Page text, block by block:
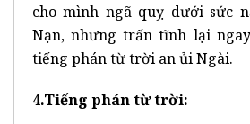
cho mình ngã quỵ dưới sức
Nạn, nhưng trấn tĩnh lại
tiếng phán từ trời an ủi Ngài.
4.Tiếng phán từ trời: